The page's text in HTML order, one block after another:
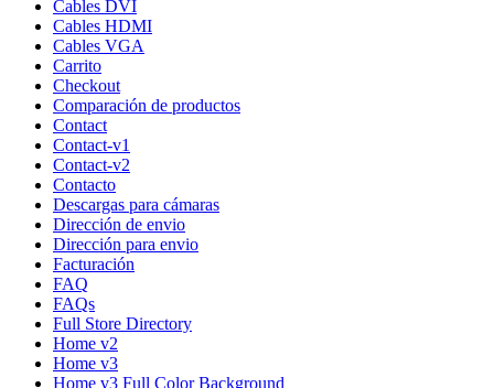
Cables DVI
Cables HDMI
Cables VGA
Carrito
Checkout
Comparación de productos
Contact
Contact-v1
Contact-v2
Contacto
Descargas para cámaras
Dirección de envio
Dirección para envio
Facturación
FAQ
FAQs
Full Store Directory
Home v2
Home v3
Home v3 Full Color Background